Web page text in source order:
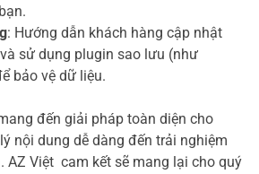
: Hướng dẫn khách hàng cập nhật
sử dụng plugin sao lưu (như
bảo vệ dữ liệu.
đến giải pháp toàn diện cho
nội dung dễ dàng đến trải nghiệm
AZ Việt cam kết sẽ mang lại cho quý